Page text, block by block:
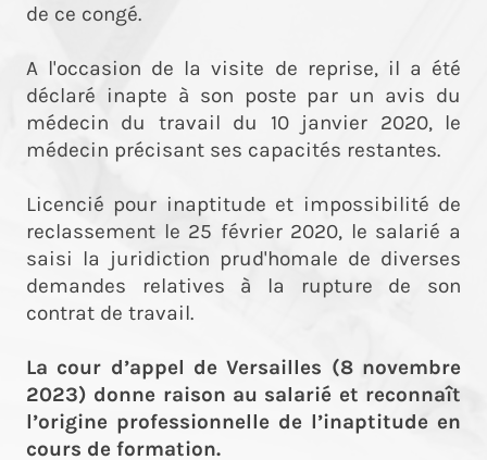
de ce congé.
A l'occasion de la visite de reprise, il a été
déclaré inapte à son poste par un avis du
médecin du travail du 10 janvier 2020, le
médecin précisant ses capacités restantes.
Licencié pour inaptitude et impossibilité de
reclassement le 25 février 2020, le salarié a
saisi la juridiction prud'homale de diverses
demandes relatives à la rupture de son
contrat de travail.
La cour d’appel de Versailles (8 novembre
2023) donne raison au salarié et reconnaît
l’origine professionnelle de l’inaptitude en
cours de formation.